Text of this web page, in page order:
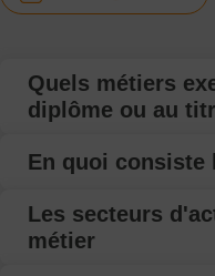
Quels métiers
diplôme ou au
En quoi consiste
Les secteurs
métier